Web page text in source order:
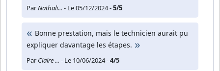
ParNathali... - Le 05/12/2024 -5/5
Bonne prestation, mais le technicien aurait pu
expliquer davantage les étapes.
Par Claire ... - Le 10/06/2024 -4/5